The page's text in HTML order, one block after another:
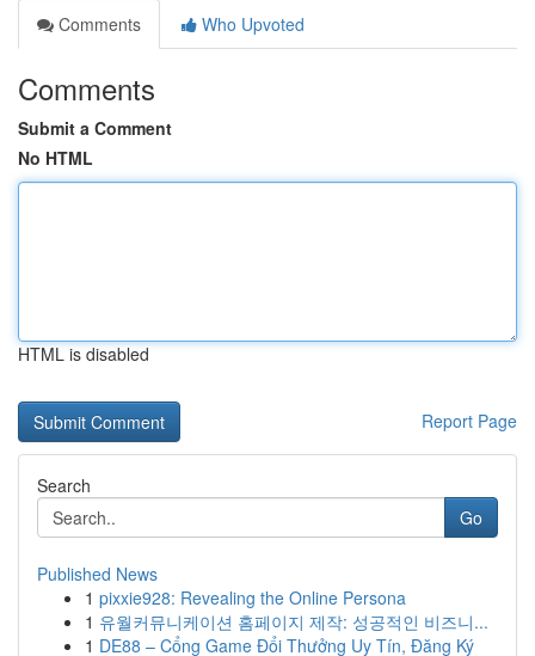
Comments
Who Upvoted
Comments
Submit a Comment
No HTML
HTML is disabled
Report Page
Search
Go
Published News
1 pixxie928: Revealing the Online Persona
1 유월커뮤니케이션 홈페이지 제작: 성공적인 비즈니...
1 DE88 – Cổng Game Đổi Thưởng Uy Tín, Đăng Ký